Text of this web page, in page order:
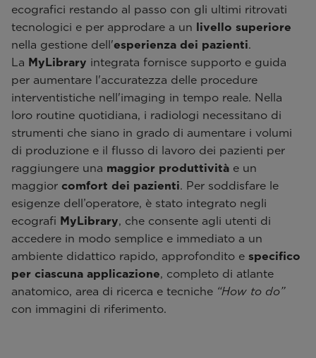
ecografici restando al passo con gli ultimi ritrovati
tecnologici e per approdare a un livello superiore
nella gestione dell'esperienza dei pazienti.
La MyLibrary integrata fornisce supporto e guida
per aumentare l'accuratezza delle procedure
interventistiche nell'imaging in tempo reale. Nella
loro routine quotidiana, i radiologi necessitano di
strumenti che siano in grado di aumentare i volumi
di produzione e il flusso di lavoro dei pazienti per
raggiungere una maggior produttività e un
maggior comfort dei pazienti. Per soddisfare le
esigenze dell’operatore, è stato integrato negli
ecografi MyLibrary, che consente agli utenti di
accedere in modo semplice e immediato a un
ambiente didattico rapido, approfondito e specifico
per ciascuna applicazione, completo di atlante
anatomico, area di ricerca e tecniche “How to do”
con immagini di riferimento.